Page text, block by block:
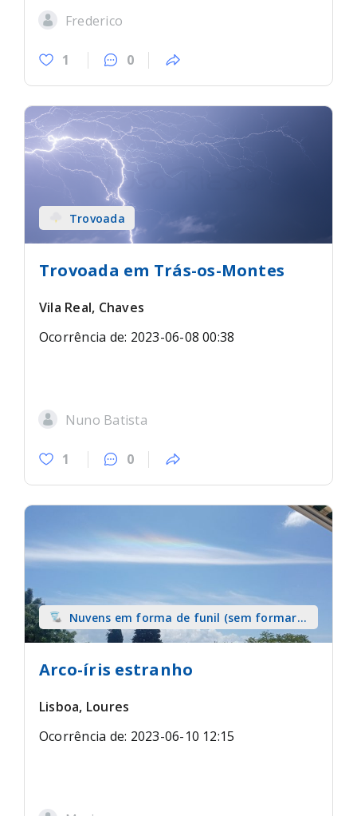
Frederico
1 0
Trovoada
Trovoada em Trás-os-Montes
Vila Real, Chaves
Ocorrência de: 2023-06-08 00:38
Nuno Batista
1 0
Nuvens em forma de funil (sem formar
tromba) sobre terra
Arco-íris estranho
Lisboa, Loures
Ocorrência de: 2023-06-10 12:15